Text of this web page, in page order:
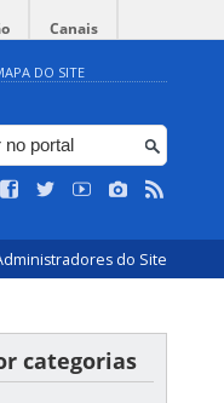
Canais
DO SITE
do Site
categorias